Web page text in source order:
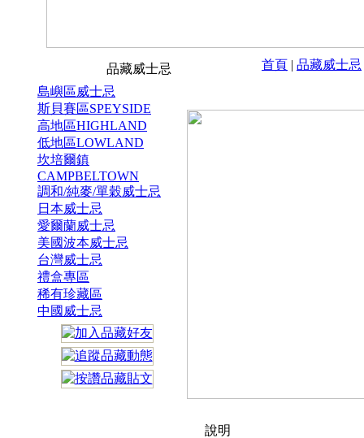
品藏威士忌 首頁 | 品藏威士忌
島嶼區威士忌
斯貝賽區SPEYSIDE
高地區HIGHLAND
低地區LOWLAND
坎培爾鎮
CAMPBELTOWN
調和/純麥/單穀威士忌
日本威士忌
愛爾蘭威士忌
美國波本威士忌
台灣威士忌
禮盒專區
稀有珍藏區
中國威士忌
說明